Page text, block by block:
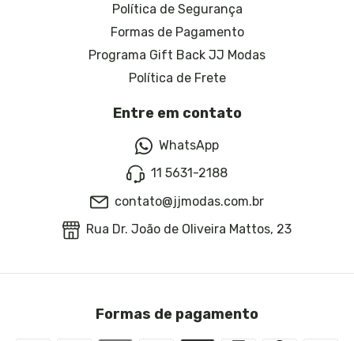
Política de Segurança
Formas de Pagamento
Programa Gift Back JJ Modas
Política de Frete
Entre em contato
WhatsApp
11 5631-2188
contato@jjmodas.com.br
Rua Dr. João de Oliveira Mattos, 23
Formas de pagamento